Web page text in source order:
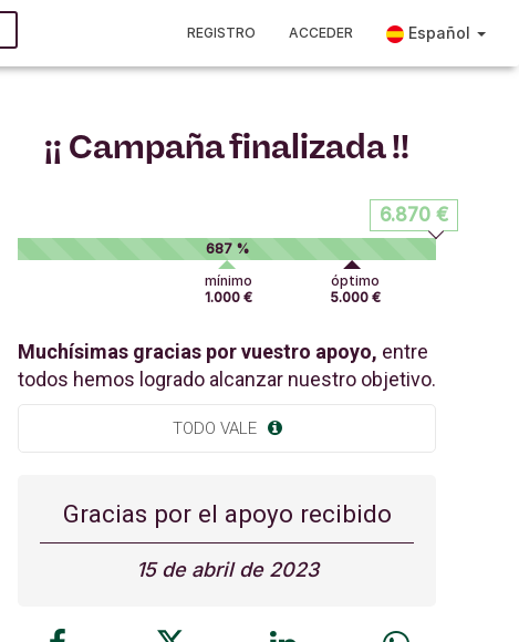
REGISTRO ACCEDER Español
¡¡ Campaña finalizada !!
6.870 €
687 %
mínimo
1.000 €
óptimo
5.000 €
Muchísimas gracias por vuestro apoyo, entre
todos hemos logrado alcanzar nuestro objetivo.
TODO VALE
Gracias por el apoyo recibido
15 de abril de 2023